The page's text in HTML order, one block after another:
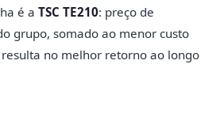
é a TSC TE210: preço de
grupo, somado ao menor custo
no melhor retorno ao longo